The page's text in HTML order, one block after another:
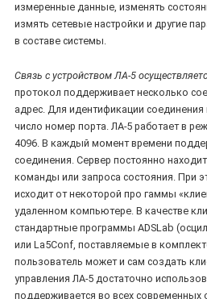
измеренные данные, изменять
измять сетевые настройки и другие
в составе системы.
Связь с устройством ЛА-5
протокол поддерживает несколько
адрес. Для идентификации
число номер порта. ЛА-5 работает в
4096. В каждый момент времени
соединения. Сервер постоянно
команды или запроса состояния. При
исходит от некоторой про гаммы
удаленном компьютере. В качестве
стандартные программы ADSLab
или La5Conf, поставляемые в
пользователь может и сам создать
управления ЛА-5 достаточно
поддерживается во всех современных